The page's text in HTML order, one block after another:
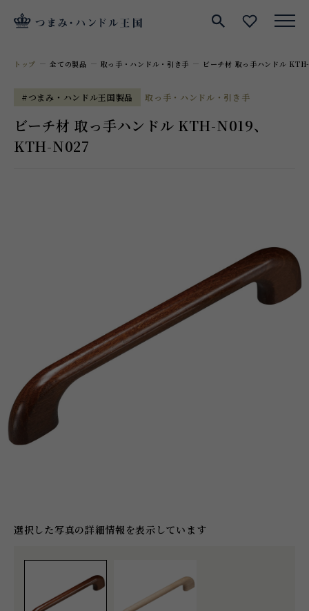
サイト内検索
お気に
トップ 全ての製品 取っ手・ハンドル・引き手 ビーチ材 取っ手ハンドル
#つまみ・ハンドル王国製品 取っ手・ハンドル・引き手
ビーチ材 取っ手ハンドル KTH-N019、
KTH-N027
選択した写真の詳細情報を表示しています